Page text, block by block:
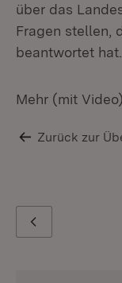
über das
Fragen stellen,
beantwortet hat.
Mehr (mit Video)
Zurück zur